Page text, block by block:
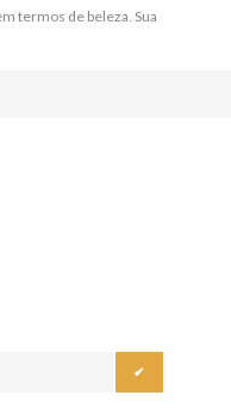
termos de beleza. Sua
✔